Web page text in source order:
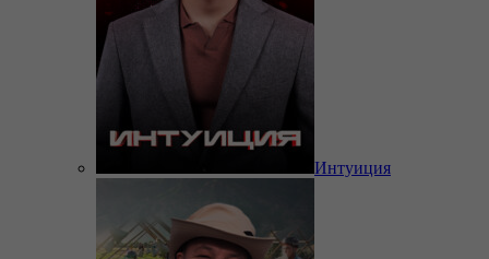
Интуиция